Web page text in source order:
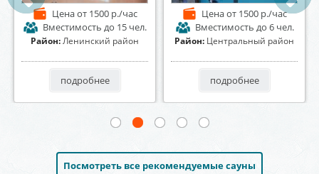
Ценаот 2500 р./час
Вместимостьдо 8 чел.
Район:Левобережный район
подробнее
Ценаот 1300 р./час
Вместимость до 12 чел.
Район:Коминтерновский
подробнее
Посмотреть все рекомендуемые сауны